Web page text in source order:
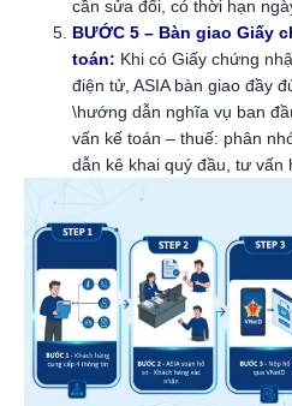
cần sửa đổi, có thời hạn
BƯỚC 5 – Bàn giao Giấy
toán: Khi có Giấy chứng
điện tử, ASIA bàn giao đầy
\hướng dẫn nghĩa vụ ban
vấn kế toán – thuế: phân
dẫn kê khai quý đầu, tư vấn